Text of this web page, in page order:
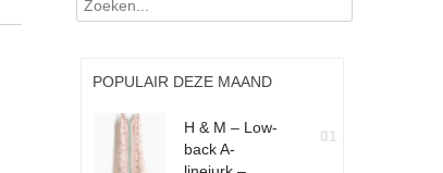
POPULAIR DEZE MAAND
H & M – Low-
back A-
01